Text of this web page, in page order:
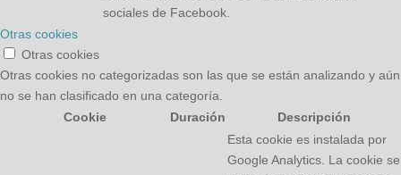
sociales de Facebook.
Otras cookies
Otras cookies
Otras cookies no categorizadas son las que se están analizando y aún
no se han clasificado en una categoría.
Cookie
Duración Descripción
Esta cookie es instalada por
Google Analytics. La cookie se